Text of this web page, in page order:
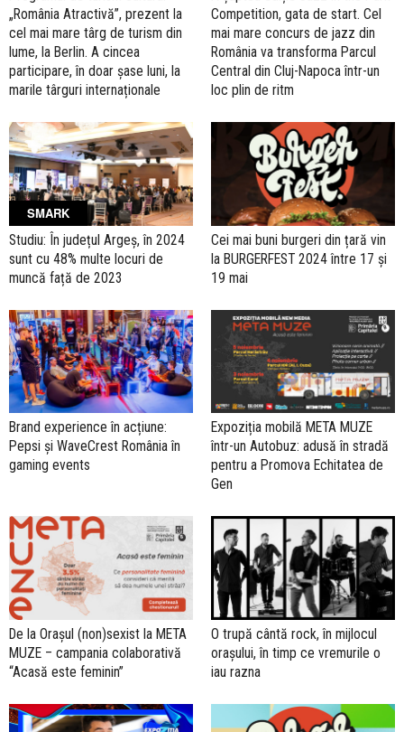
„România Atractivă”, prezent la
cel mai mare târg de turism din
lume, la Berlin. A cincea
participare, în doar șase luni, la
marile târguri internaționale
Competition, gata de start. Cel
mai mare concurs de jazz din
România va transforma Parcul
Central din Cluj-Napoca într-un
loc plin de ritm
SMARK
Studiu: În județul Argeș, în 2024
sunt cu 48% multe locuri de
muncă față de 2023
Cei mai buni burgeri din țară vin
la BURGERFEST 2024 între 17 și
19 mai
Brand experience în acțiune:
Pepsi și WaveCrest România în
gaming events
Expoziția mobilă META MUZE
într-un Autobuz: adusă în stradă
pentru a Promova Echitatea de
Gen
De la Orașul (non)sexist la META
MUZE – campania colaborativă
“Acasă este feminin”
O trupă cântă rock, în mijlocul
orașului, în timp ce vremurile o
iau razna